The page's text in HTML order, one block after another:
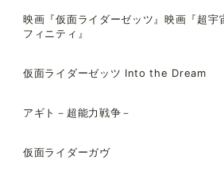
映画『仮面ライダーゼッツ』映画『超宇
フィニティ』
仮面ライダーゼッツ Into the Dream
アギト－超能力戦争－
仮面ライダーガヴ